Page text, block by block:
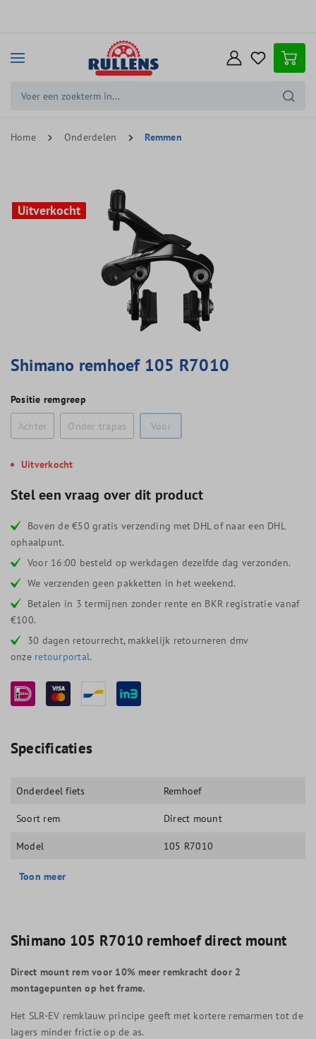
Home Onderdelen Remmen
Uitverkocht
Uitverkocht
Shimano remhoef 105 R7010
Positie remgreep
Achter
Onder trapas Voor
Uitverkocht
Stel een vraag over dit product
Boven de €50 gratis verzending met DHL of naar een DHL
ophaalpunt.
Voor 16:00 besteld op werkdagen dezelfde dag verzonden.
We verzenden geen pakketten in het weekend.
Betalen in 3 termijnen zonder rente en BKR registratie vanaf
€100.
30 dagen retourrecht, makkelijk retourneren dmv
onze retourportal.
Specificaties
Onderdeel fiets Remhoef
Soort rem Direct mount
Model 105 R7010
Toon meer
Shimano 105 R7010 remhoef direct mount
Direct mount rem voor 10% meer remkracht door 2
montagepunten op het frame.
Het SLR-EV remklauw principe geeft met kortere remarmen tot de
lagers minder frictie op de as.